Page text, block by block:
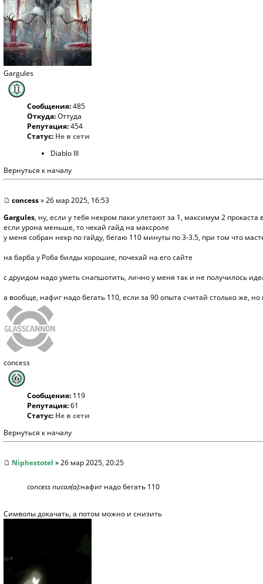
Gargules
Сообщения:485
Откуда:Оттуда
Репутация:454
Статус: Не в сети
Diablo III
Вернуться к началу
concess» 26 мар 2025, 16:53
Gargules, ну, если у тебя некром паки улетают за 1, максимум 2
если урона меньше, то чекай гайд на максроле
у меня собран некр по гайду, бегаю 110 минуты по 3-3.5, при том что
на барба у Роба билды хорошие, почекай на его сайте
с друидом надо уметь снапшотить, лично у меня так и не получилось
а вообще, нафиг надо бегать 110, если за 90 опыта считай столько же,
concess
Сообщения: 119
Репутация:61
Статус: Не в сети
Вернуться к началу
Niphestotel » 26 мар 2025, 20:25
concess писал(а):нафиг надо бегать 110
Символы докачать, а потом можно и снизить